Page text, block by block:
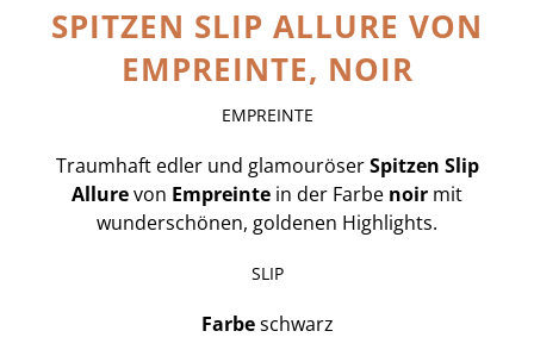
SPITZEN SLIP ALLURE VON
EMPREINTE, NOIR
EMPREINTE
Traumhaft edler und glamouröserSpitzen Slip
Allurevon Empreinte in der Farbe noir mit
wunderschönen, goldenen Highlights.
SLIP
Farbeschwarz